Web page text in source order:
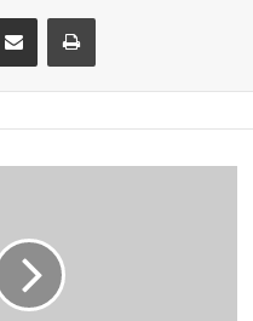
Partager par email Imprimer